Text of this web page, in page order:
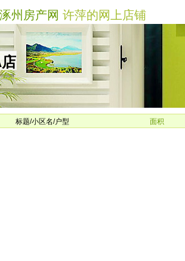
涿州房产网 许萍的网上店铺
标题/小区名/户型 面积